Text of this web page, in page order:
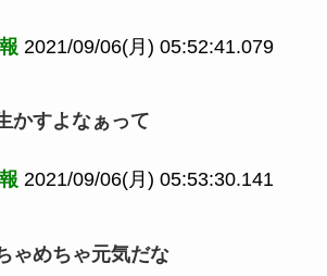
2021/09/06(月) 05:52:41.079
かすよなぁって
2021/09/06(月) 05:53:30.141
ゃめちゃ元気だな